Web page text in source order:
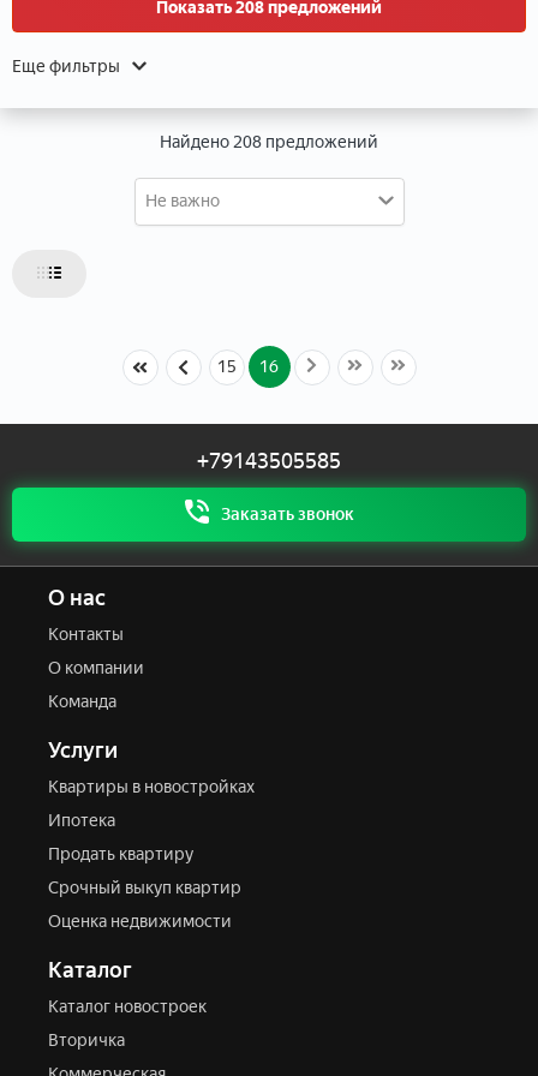
Данные о расположении
Тип недвижимости
Тип дома
Комнатность
1
2
Общая площадь
Стоимость
Показать 208 предложений
Еще фильтры
Найдено 208 предложений
Не важно
15 16
+79143505585
Заказать звонок
О нас
Контакты
О компании
Команда
Услуги
Квартиры в новостройках
Ипотека
Продать квартиру
Срочный выкуп квартир
Оценка недвижимости
Каталог
Каталог новостроек
Вторичка